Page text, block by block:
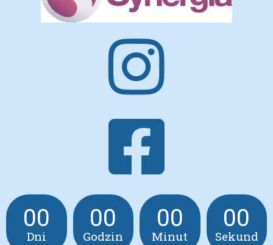
00
Dni
00
Godzin
00
Minut
00
Sekund